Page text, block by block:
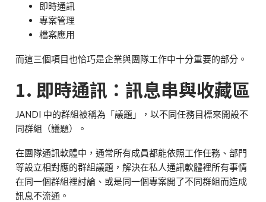
即時通訊
專案管理
檔案應用
而這三個項目也恰巧是企業與團隊工作中十分重要的部分。
1. 即時通訊：訊息串與收藏區
JANDI 中的群組被稱為「議題」，以不同任務目標來開設不
同群組（議題）。
在團隊通訊軟體中，通常所有成員都能依照工作任務、部門
等設立相對應的群組議題，解決在私人通訊軟體裡所有事情
在同一個群組裡討論、或是同一個專案開了不同群組而造成
訊息不流通。